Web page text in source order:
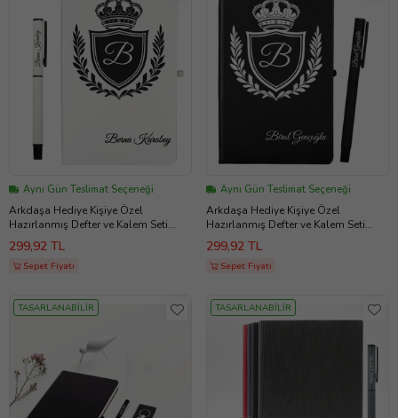
Aynı Gün Teslimat Seçeneği
Arkdaşa Hediye Kişiye Özel
Hazırlanmış Defter ve Kalem Seti
(Beyaz)
299,92 TL
Sepet Fiyatı
Aynı Gün Teslimat Seçeneği
Arkdaşa Hediye Kişiye Özel
Hazırlanmış Defter ve Kalem Seti
(Siyah)
299,92 TL
Sepet Fiyatı
TASARLANABİLİR TASARLANABİLİR